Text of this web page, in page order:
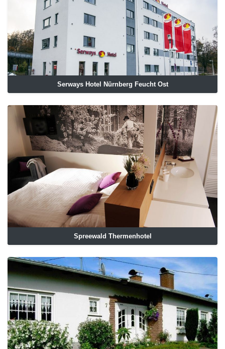
Serways Hotel Nürnberg Feucht Ost
Spreewald Thermenhotel